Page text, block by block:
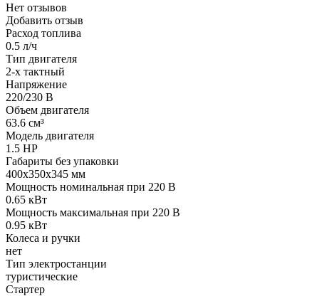
Нет отзывов
Добавить отзыв
Расход топлива
0.5 л/ч
Тип двигателя
2-х тактный
Напряжение
220/230 В
Объем двигателя
63.6 см³
Модель двигателя
1.5 HP
Габариты без упаковки
400x350x345 мм
Мощность номинальная при 220 В
0.65 кВт
Мощность максимальная при 220 В
0.95 кВт
Колеса и ручки
нет
Тип электростанции
туристические
Стартер